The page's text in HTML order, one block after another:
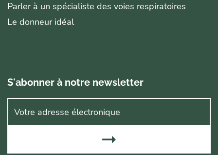
Parler à un spécialiste des voies respiratoires
Le donneur idéal
S'abonner à notre newsletter